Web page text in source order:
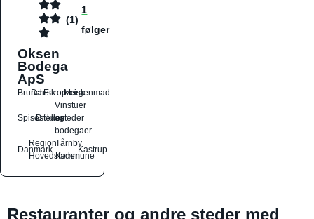
(1)
1
følger
Oksen
Bodega
ApS
Brunch
DanskEuropæiskMorgenmad
Spisesteder
Drikkesteder
Vinstuer
og
bodegaer
Danmark
Region
Hovedstaden
Tårnby
Kommune
Kastrup
Restauranter og andre steder med